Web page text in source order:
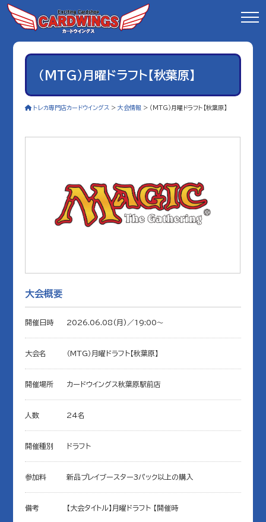
（MTG）月曜ドラフト【秋葉原】
トレカ専門店カードウイングス >大会情報 > （MTG）月曜ドラフト【秋葉原】
大会概要
開催日時 2026.06.08(月)／19:00〜
大会名 （MTG）月曜ドラフト【秋葉原】
開催場所 カードウイングス秋葉原駅前店
人数 24名
開催種別 ドラフト
参加料 新品プレイブースター3パック以上の購入
備考 【大会タイトル】月曜ドラフト 【開催時